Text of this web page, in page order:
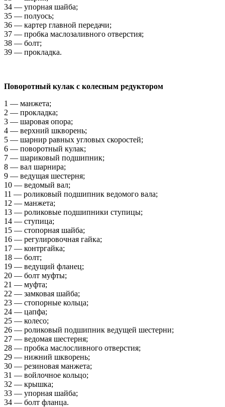
34 — упорная шайба;
35 — полуось;
36 — картер главной передачи;
37 — пробка маслозаливного отверстия;
38 — болт;
39 — прокладка.
Поворотный кулак с колесным редуктором
1 — манжета;
2 — прокладка;
3 — шаровая опора;
4 — верхний шкворень;
5 — шарнир равных угловых скоростей;
6 — поворотный кулак;
7 — шариковый подшипник;
8 — вал шарнира;
9 — ведущая шестерня;
10 — ведомый вал;
11 — роликовый подшипник ведомого вала;
12 — манжета;
13 — роликовые подшипники ступицы;
14 — ступица;
15 — стопорная шайба;
16 — регулировочная гайка;
17 — контргайка;
18 — болт;
19 — ведущий фланец;
20 — болт муфты;
21 — муфта;
22 — замковая шайба;
23 — стопорные кольца;
24 — цапфа;
25 — колесо;
26 — роликовый подшипник ведущей шестерни;
27 — ведомая шестерня;
28 — пробка маслосливного отверстия;
29 — нижний шкворень;
30 — резиновая манжета;
31 — войлочное кольцо;
32 — крышка;
33 — упорная шайба;
34 — болт фланца.